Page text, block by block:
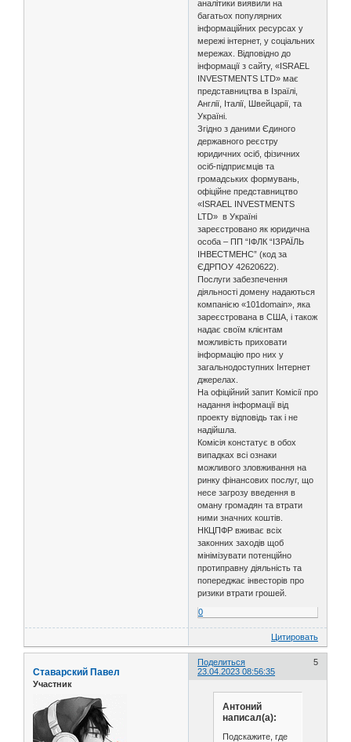
аналітики виявили на
багатьох популярних
інформаційних ресурсах у
мережі інтернет, у соціальних
мережах. Відповідно до
інформації з сайту, «ISRAEL
INVESTMENTS LTD» має
представництва в Ізраїлі,
Англії, Італії, Швейцарії, та
Україні.
Згідно з даними Єдиного
державного реєстру
юридичних осіб, фізичних
осіб-підприємців та
громадських формувань,
офіційне представництво
«ISRAEL INVESTMENTS
LTD» в Україні
зареєстровано як юридична
особа – ПП “ІФЛК “ІЗРАЇЛЬ
ІНВЕСТМЕНС” (код за
ЄДРПОУ 42620622).
Послуги забезпечення
діяльності домену надаються
компанією «101domain», яка
зареєстрована в США, і також
надає своїм клієнтам
можливість приховати
інформацію про них у
загальнодоступних Інтернет
джерелах.
На офіційний запит Комісії про
надання інформації від
проекту відповідь так і не
надійшла.
Комісія констатує в обох
випадках всі ознаки
можливого зловживання на
ринку фінансових послуг, що
несе загрозу введення в
оману громадян та втрати
ними значних коштів.
НКЦПФР вживає всіх
законних заходів щоб
мінімізувати потенційно
протиправну діяльність та
попереджає інвесторів про
ризики втрати грошей.
0
Цитировать
Поделиться
5
23.04.2023 08:56:35
Ставарский Павел
Участник
Антоний
написал(а):
Подскажите, где